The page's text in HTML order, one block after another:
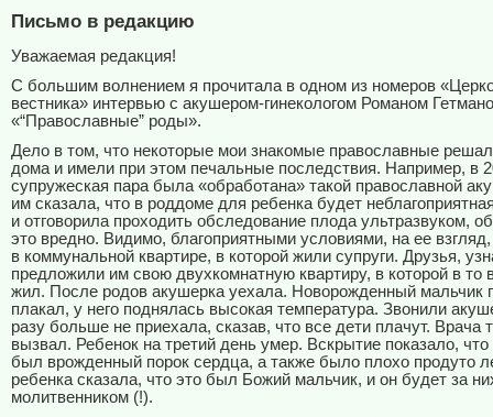
Письмо в редакцию
Уважаемая редакция!
С большим волнением я прочитала в одном из номеров
вестника» интервью с акушером-гинекологом Романом
«“Православные” роды».
Дело в том, что некоторые мои знакомые православные
дома и имели при этом печальные последствия. Например, в
супружеская пара была «обработана» такой православной
им сказала, что в роддоме для ребенка будет
и отговорила проходить обследование плода ультразвуком,
это вредно. Видимо, благоприятными условиями, на ее
в коммунальной квартире, в которой жили супруги. Друзья,
предложили им свою двухкомнатную квартиру, в которой в то
жил. После родов акушерка уехала. Новорожденный мальчик
плакал, у него поднялась высокая температура. Звонили
разу больше не приехала, сказав, что все дети плачут. Врача
вызвал. Ребенок на третий день умер. Вскрытие показало,
был врожденный порок сердца, а также было плохо продуто
ребенка сказала, что это был Божий мальчик, и он будет за
молитвенником (!).